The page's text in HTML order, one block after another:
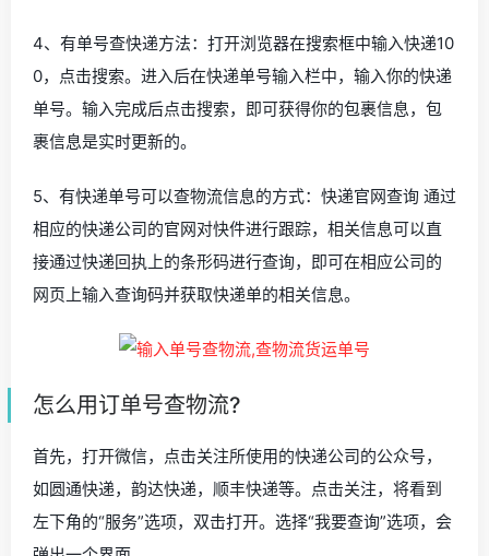
4、有单号查快递方法：打开浏览器在搜索框中输入快递10
0，点击搜索。进入后在快递单号输入栏中，输入你的快递
单号。输入完成后点击搜索，即可获得你的包裹信息，包
裹信息是实时更新的。
5、有快递单号可以查物流信息的方式：快递官网查询 通过
相应的快递公司的官网对快件进行跟踪，相关信息可以直
接通过快递回执上的条形码进行查询，即可在相应公司的
网页上输入查询码并获取快递单的相关信息。
怎么用订单号查物流?
首先，打开微信，点击关注所使用的快递公司的公众号，
如圆通快递，韵达快递，顺丰快递等。点击关注，将看到
左下角的“服务”选项，双击打开。选择“我要查询”选项，会